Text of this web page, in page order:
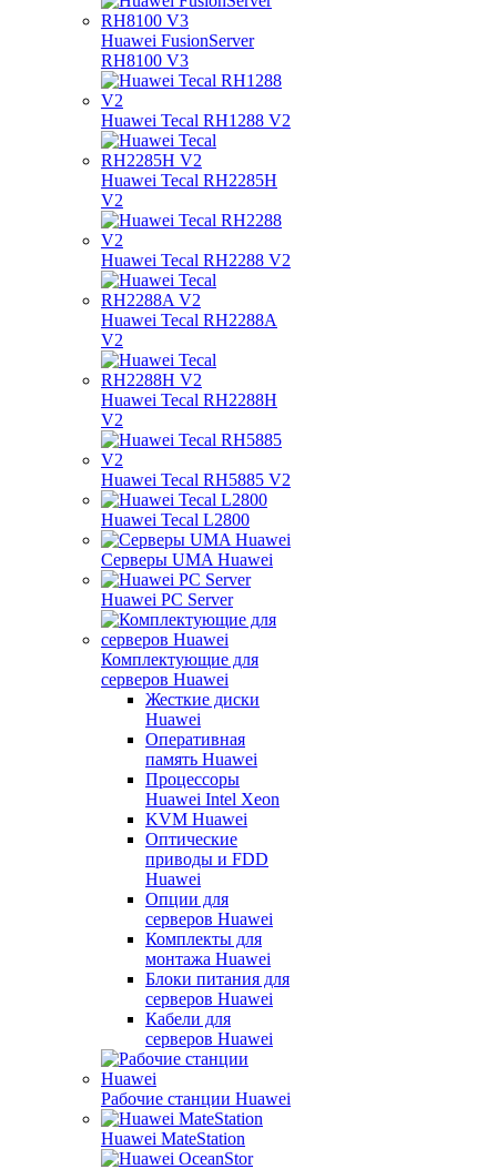
Huawei FusionServer
RH8100 V3
Huawei Tecal RH1288 V2
Huawei Tecal RH2285H
V2
Huawei Tecal RH2288 V2
Huawei Tecal RH2288A
V2
Huawei Tecal RH2288H
V2
Huawei Tecal RH5885 V2
Huawei Tecal L2800
Серверы UMA Huawei
Huawei PC Server
Комплектующие для
серверов Huawei
Жесткие диски
Huawei
Оперативная
память Huawei
Процессоры
Huawei Intel Xeon
KVM Huawei
Оптические
приводы и FDD
Huawei
Опции для
серверов Huawei
Комплекты для
монтажа Huawei
Блоки питания для
серверов Huawei
Кабели для
серверов Huawei
Рабочие станции Huawei
Huawei MateStation